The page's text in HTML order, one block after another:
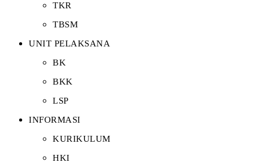
TKR
TBSM
UNIT PELAKSANA
BK
BKK
LSP
INFORMASI
KURIKULUM
HKI